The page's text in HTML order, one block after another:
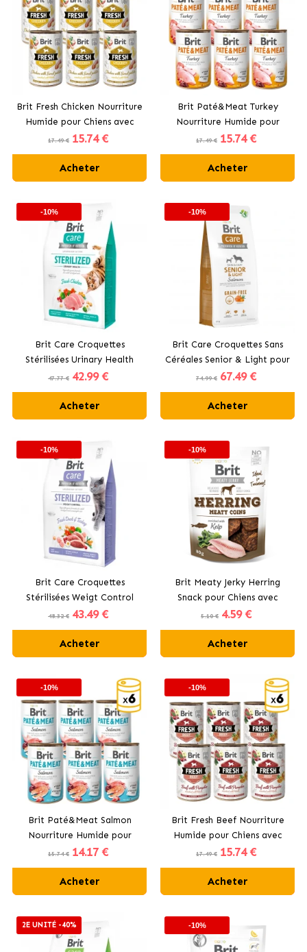
Brit Fresh Chicken Nourriture
Humide pour Chiens avec
Poulet et Patate Douce
17.49 € 15.74 €
Acheter
Brit Paté&Meat Turkey
Nourriture Humide pour
Chiens avec Dinde
17.49 € 15.74 €
Acheter
-10%
Brit Care Croquettes
Stérilisées Urinary Health
pour Chats Stérilisés avec
Poulet
47.77 € 42.99 €
Acheter
-10%
Brit Care Croquettes Sans
Céréales Senior & Light pour
Chiens Seniors avec Saumon
74.99 € 67.49 €
Acheter
-10%
Brit Care Croquettes
Stérilisées Weigt Control
pour Chats Stérilisés
48.32 € 43.49 €
Acheter
-10%
Brit Meaty Jerky Herring
Snack pour Chiens avec
Hareng
5.10 € 4.59 €
Acheter
-10%
Brit Paté&Meat Salmon
Nourriture Humide pour
Chiens avec Saumon
15.74 € 14.17 €
Acheter
-10%
Brit Fresh Beef Nourriture
Humide pour Chiens avec
Bœuf et Courge
17.49 € 15.74 €
Acheter
2E UNITÉ -40% -10%